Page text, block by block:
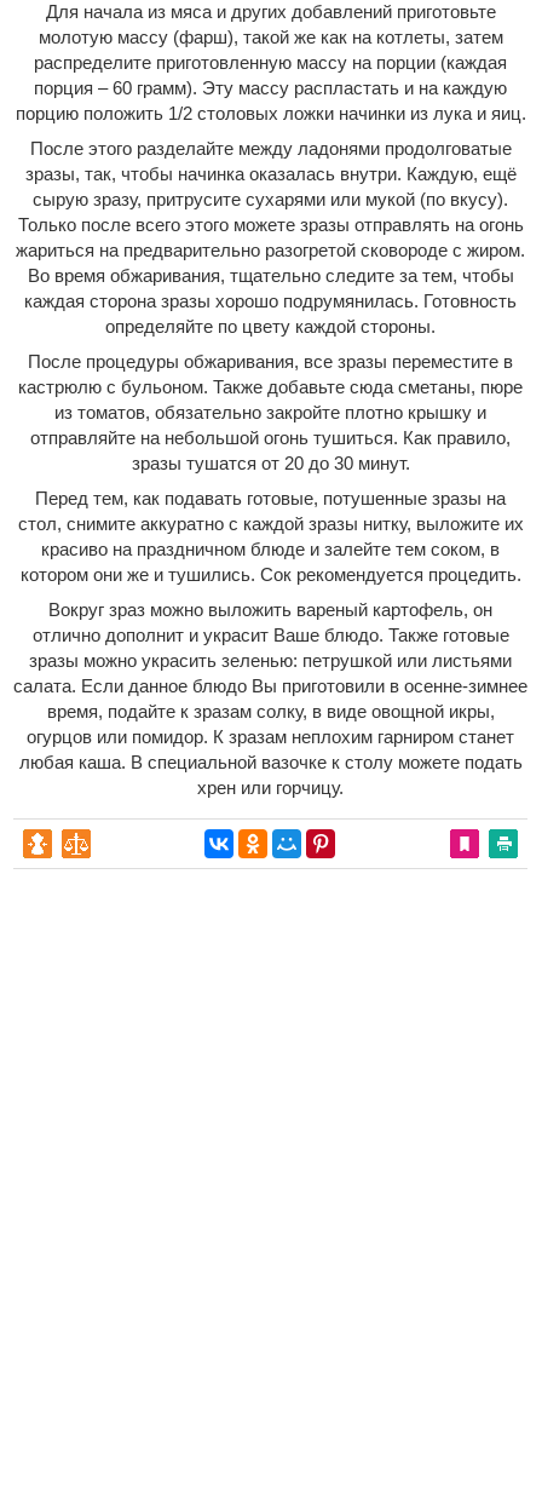
Для начала из мяса и других добавлений приготовьте
молотую массу (фарш), такой же как на котлеты, затем
распределите приготовленную массу на порции (каждая
порция – 60 грамм). Эту массу распластать и на каждую
порцию положить 1/2 столовых ложки начинки из лука и яиц.
После этого разделайте между ладонями продолговатые
зразы, так, чтобы начинка оказалась внутри. Каждую, ещё
сырую зразу, притрусите сухарями или мукой (по вкусу).
Только после всего этого можете зразы отправлять на огонь
жариться на предварительно разогретой сковороде с жиром.
Во время обжаривания, тщательно следите за тем, чтобы
каждая сторона зразы хорошо подрумянилась. Готовность
определяйте по цвету каждой стороны.
После процедуры обжаривания, все зразы переместите в
кастрюлю с бульоном. Также добавьте сюда сметаны, пюре
из томатов, обязательно закройте плотно крышку и
отправляйте на небольшой огонь тушиться. Как правило,
зразы тушатся от 20 до 30 минут.
Перед тем, как подавать готовые, потушенные зразы на
стол, снимите аккуратно с каждой зразы нитку, выложите их
красиво на праздничном блюде и залейте тем соком, в
котором они же и тушились. Сок рекомендуется процедить.
Вокруг зраз можно выложить вареный картофель, он
отлично дополнит и украсит Ваше блюдо. Также готовые
зразы можно украсить зеленью: петрушкой или листьями
салата. Если данное блюдо Вы приготовили в осенне-зимнее
время, подайте к зразам солку, в виде овощной икры,
огурцов или помидор. К зразам неплохим гарниром станет
любая каша. В специальной вазочке к столу можете подать
хрен или горчицу.